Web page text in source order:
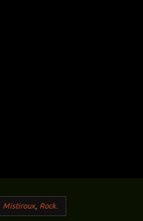
Mistiroux, Rock.